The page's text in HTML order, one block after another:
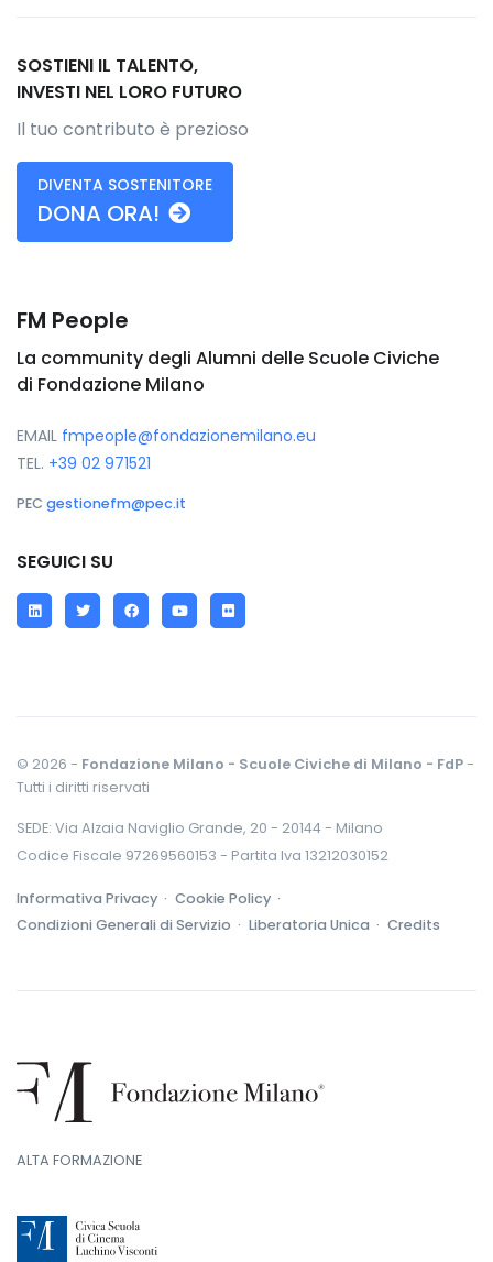
SOSTIENI IL TALENTO,
INVESTI NEL LORO FUTURO
Il tuo contributo è prezioso
DIVENTA SOSTENITORE
DONA ORA!
FM People
La community degli Alumni delle Scuole Civiche
di Fondazione Milano
EMAIL fmpeople@fondazionemilano.eu
TEL. +39 02 971521
PEC gestionefm@pec.it
SEGUICI SU
LinkedInTwitterFacebookYouTube
Flickr
© 2026 - Fondazione Milano - Scuole Civiche di Milano - FdP-
Tutti i diritti riservati
SEDE: Via Alzaia Naviglio Grande, 20 - 20144 - Milano
Codice Fiscale 97269560153 - Partita Iva 13212030152
Informativa Privacy · Cookie Policy ·
Condizioni Generali di Servizio · Liberatoria Unica · Credits
ALTA FORMAZIONE